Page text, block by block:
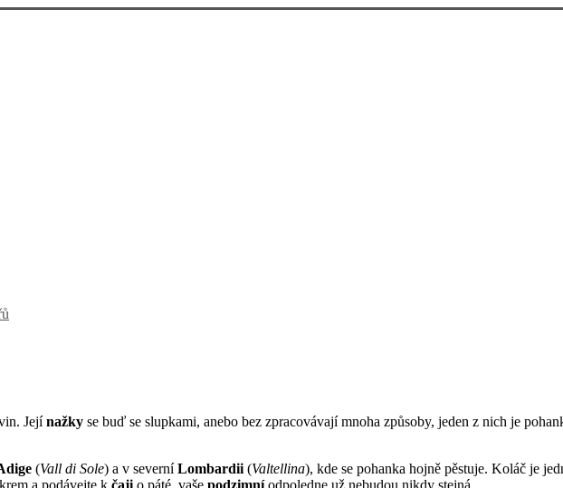
Jejínažky se buď se slupkami, anebo bez zpracovávají mnoha způsoby, jeden z nich je
(Vall di Sole) a v severníLombardii (Valtellina), kde se pohanka hojně pěstuje. Koláč je
a podávejte k čaji o páté, vaše podzimníodpoledne už nebudou nikdy stejná.